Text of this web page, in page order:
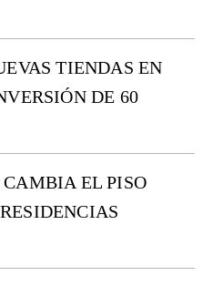
TIENDAS EN
DE 60
EL PISO